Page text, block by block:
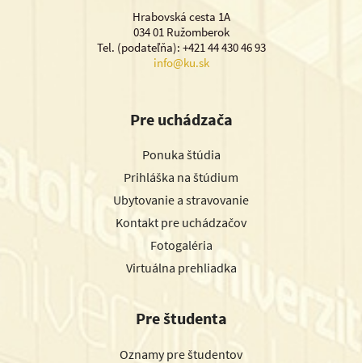
Hrabovská cesta 1A
034 01 Ružomberok
Tel. (podateľňa): +421 44 430 46 93
info@ku.sk
Pre uchádzača
Ponuka štúdia
Prihláška na štúdium
Ubytovanie a stravovanie
Kontakt pre uchádzačov
Fotogaléria
Virtuálna prehliadka
Pre študenta
Oznamy pre študentov